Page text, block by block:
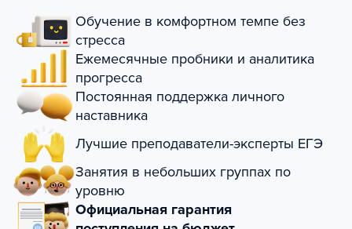
Обучение в комфортном темпе без
стресса
Ежемесячные пробники и аналитика
прогресса
Постоянная поддержка личного
наставника
Лучшие преподаватели-эксперты ЕГЭ
Занятия в небольших группах по
уровню
Официальная гарантия